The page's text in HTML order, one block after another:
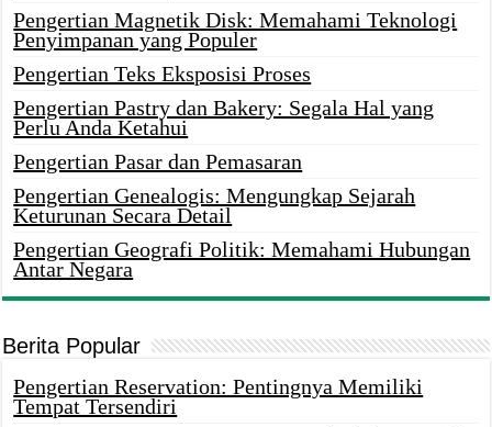
Pengertian Magnetik Disk: Memahami Teknologi
Penyimpanan yang Populer
Pengertian Teks Eksposisi Proses
Pengertian Pastry dan Bakery: Segala Hal yang
Perlu Anda Ketahui
Pengertian Pasar dan Pemasaran
Pengertian Genealogis: Mengungkap Sejarah
Keturunan Secara Detail
Pengertian Geografi Politik: Memahami Hubungan
Antar Negara
Berita Popular
Pengertian Reservation: Pentingnya Memiliki
Tempat Tersendiri